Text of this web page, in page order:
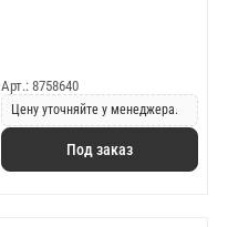
Арт.: 8758640
Цену уточняйте у менеджера.
Под заказ